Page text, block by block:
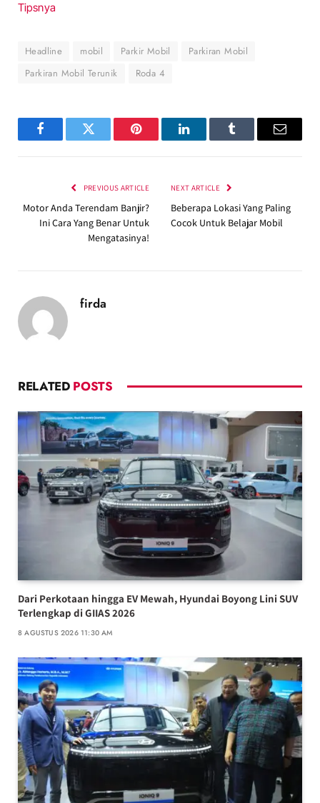
Tipsnya
Headline mobil Parkir Mobil
Parkiran Mobil
Parkiran Mobil Terunik
Roda 4
FacebookTwitter Pinterest LinkedInTumblr Email
PREVIOUS ARTICLE
Motor Anda Terendam Banjir?
Ini Cara Yang Benar Untuk
Mengatasinya!
NEXT ARTICLE
Beberapa Lokasi Yang Paling
Cocok Untuk Belajar Mobil
firda
RELATED POSTS
Dari Perkotaan hingga EV Mewah, Hyundai Boyong Lini SUV
Terlengkap di GIIAS 2026
8 AGUSTUS 2026 11:30 AM